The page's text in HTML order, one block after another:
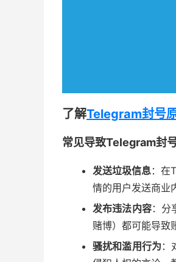
了解Telegram封号
常见导致Telegram封
发送垃圾信息：在
情的用户发送商业
发布违法内容：分
赌博）都可能导致
骚扰和滥用行为 ：